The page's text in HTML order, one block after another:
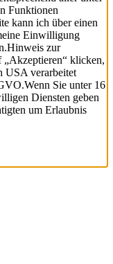
Funktionen
kann ich über einen
Einwilligung
Hinweis zur
klicken,
USA verarbeitet
Wenn Sie unter 16
Diensten geben
um Erlaubnis